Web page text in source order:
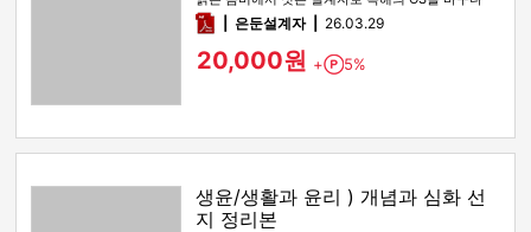
pdf은둔설계자 26.03.29
20,000원 + Point
5%
생윤/생활과 윤리 ) 개념과 심화 선
지 정리본